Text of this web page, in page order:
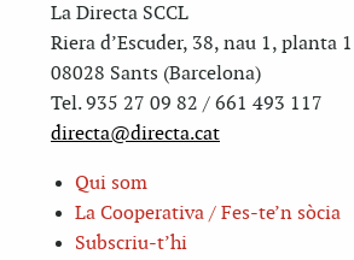
La Directa SCCL
Riera d’Escuder, 38, nau 1, planta 1
08028 Sants (Barcelona)
Tel. 935 27 09 82 / 661 493 117
directa@directa.cat
Qui som
La Cooperativa / Fes-te’n sòcia
Subscriu-t’hi